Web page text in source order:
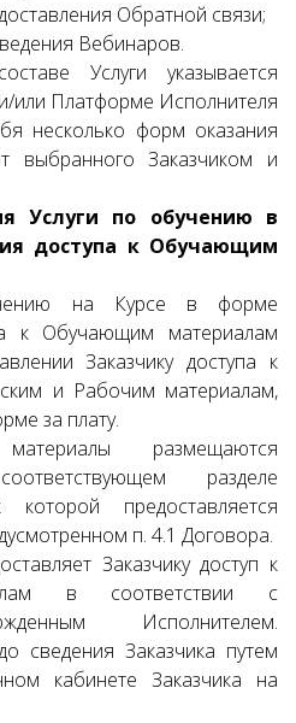
Обратной связи;
Вебинаров.
Услуги указывается
или Платформе Исполнителя
несколько форм оказания
выбранного Заказчиком и
Услуги по обучению в
доступа к Обучающим
на Курсе в форме
к Обучающим материалам
Заказчику доступа к
и Рабочим материалам,
за плату.
размещаются
разделе
предоставляется
п. 4.1 Договора.
Заказчику доступ к
в соответствии с
Исполнителем.
сведения Заказчика путем
кабинете Заказчика на